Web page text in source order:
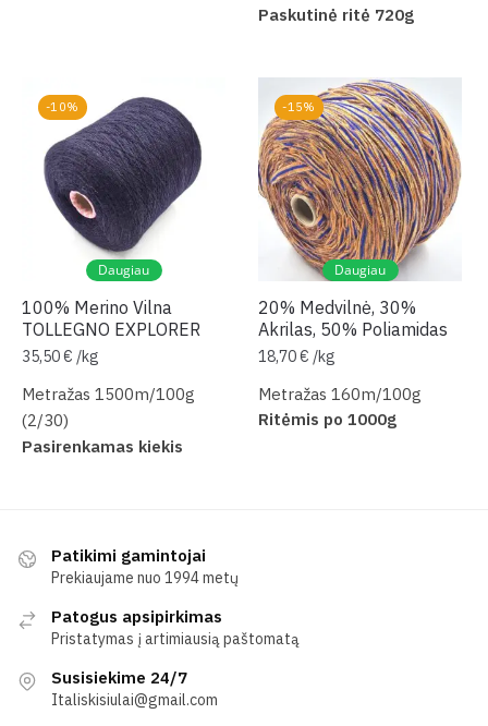
Paskutinė ritė 720g
-10%
Daugiau
100% Merino Vilna
TOLLEGNO EXPLORER
35,50€ /kg
Metražas 1500m/100g
(2/30)
Pasirenkamas kiekis
-15%
Daugiau
20% Medvilnė, 30%
Akrilas, 50% Poliamidas
18,70€ /kg
Metražas 160m/100g
Ritėmis po 1000g
Patikimi gamintojai
Prekiaujame nuo 1994 metų
Patogus apsipirkimas
Pristatymas į artimiausią paštomatą
Susisiekime 24/7
Italiskisiulai@gmail.com